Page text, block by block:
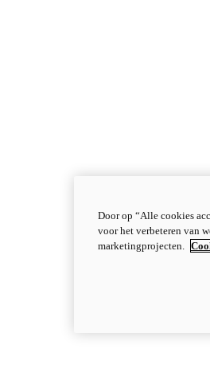
Door op “Alle cookies
voor het verbeteren van
marketingprojecten.